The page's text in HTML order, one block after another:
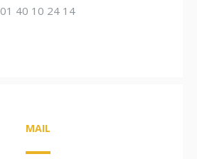
01 40 10 24 14
MAIL